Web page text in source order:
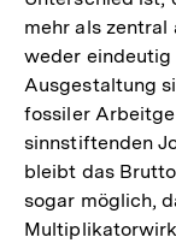
mehr als zentral
weder eindeutig
Ausgestaltung
fossiler
sinnstiftenden
bleibt das
sogar möglich,